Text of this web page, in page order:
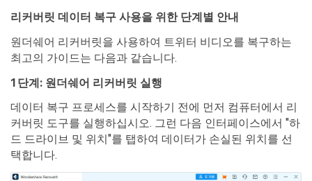
리커버릿 데이터 복구 사용을 위한 단계별 안내
원더쉐어 리커버릿을 사용하여 트위터 비디오를 복구하는
최고의 가이드는 다음과 같습니다.
1단계: 원더쉐어 리커버릿 실행
데이터 복구 프로세스를 시작하기 전에 먼저 컴퓨터에서 리
커버릿 도구를 실행하십시오. 그런 다음 인터페이스에서 "하
드 드라이브 및 위치"를 탭하여 데이터가 손실된 위치를 선
택합니다.